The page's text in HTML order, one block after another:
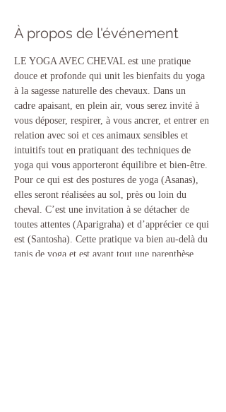
À propos de l'événement
LE YOGA AVEC CHEVAL est une pratique
douce et profonde qui unit les bienfaits du yoga
à la sagesse naturelle des chevaux. Dans un
cadre apaisant, en plein air, vous serez invité à
vous déposer, respirer, à vous ancrer, et entrer en
relation avec soi et ces animaux sensibles et
intuitifs tout en pratiquant des techniques de
yoga qui vous apporteront équilibre et bien-être.
Pour ce qui est des postures de yoga (Asanas),
elles seront réalisées au sol, près ou loin du
cheval. C’est une invitation à se détacher de
toutes attentes (Aparigraha) et d’apprécier ce qui
est (Santosha). Cette pratique va bien au-delà du
tapis de yoga et est avant tout une parenthèse